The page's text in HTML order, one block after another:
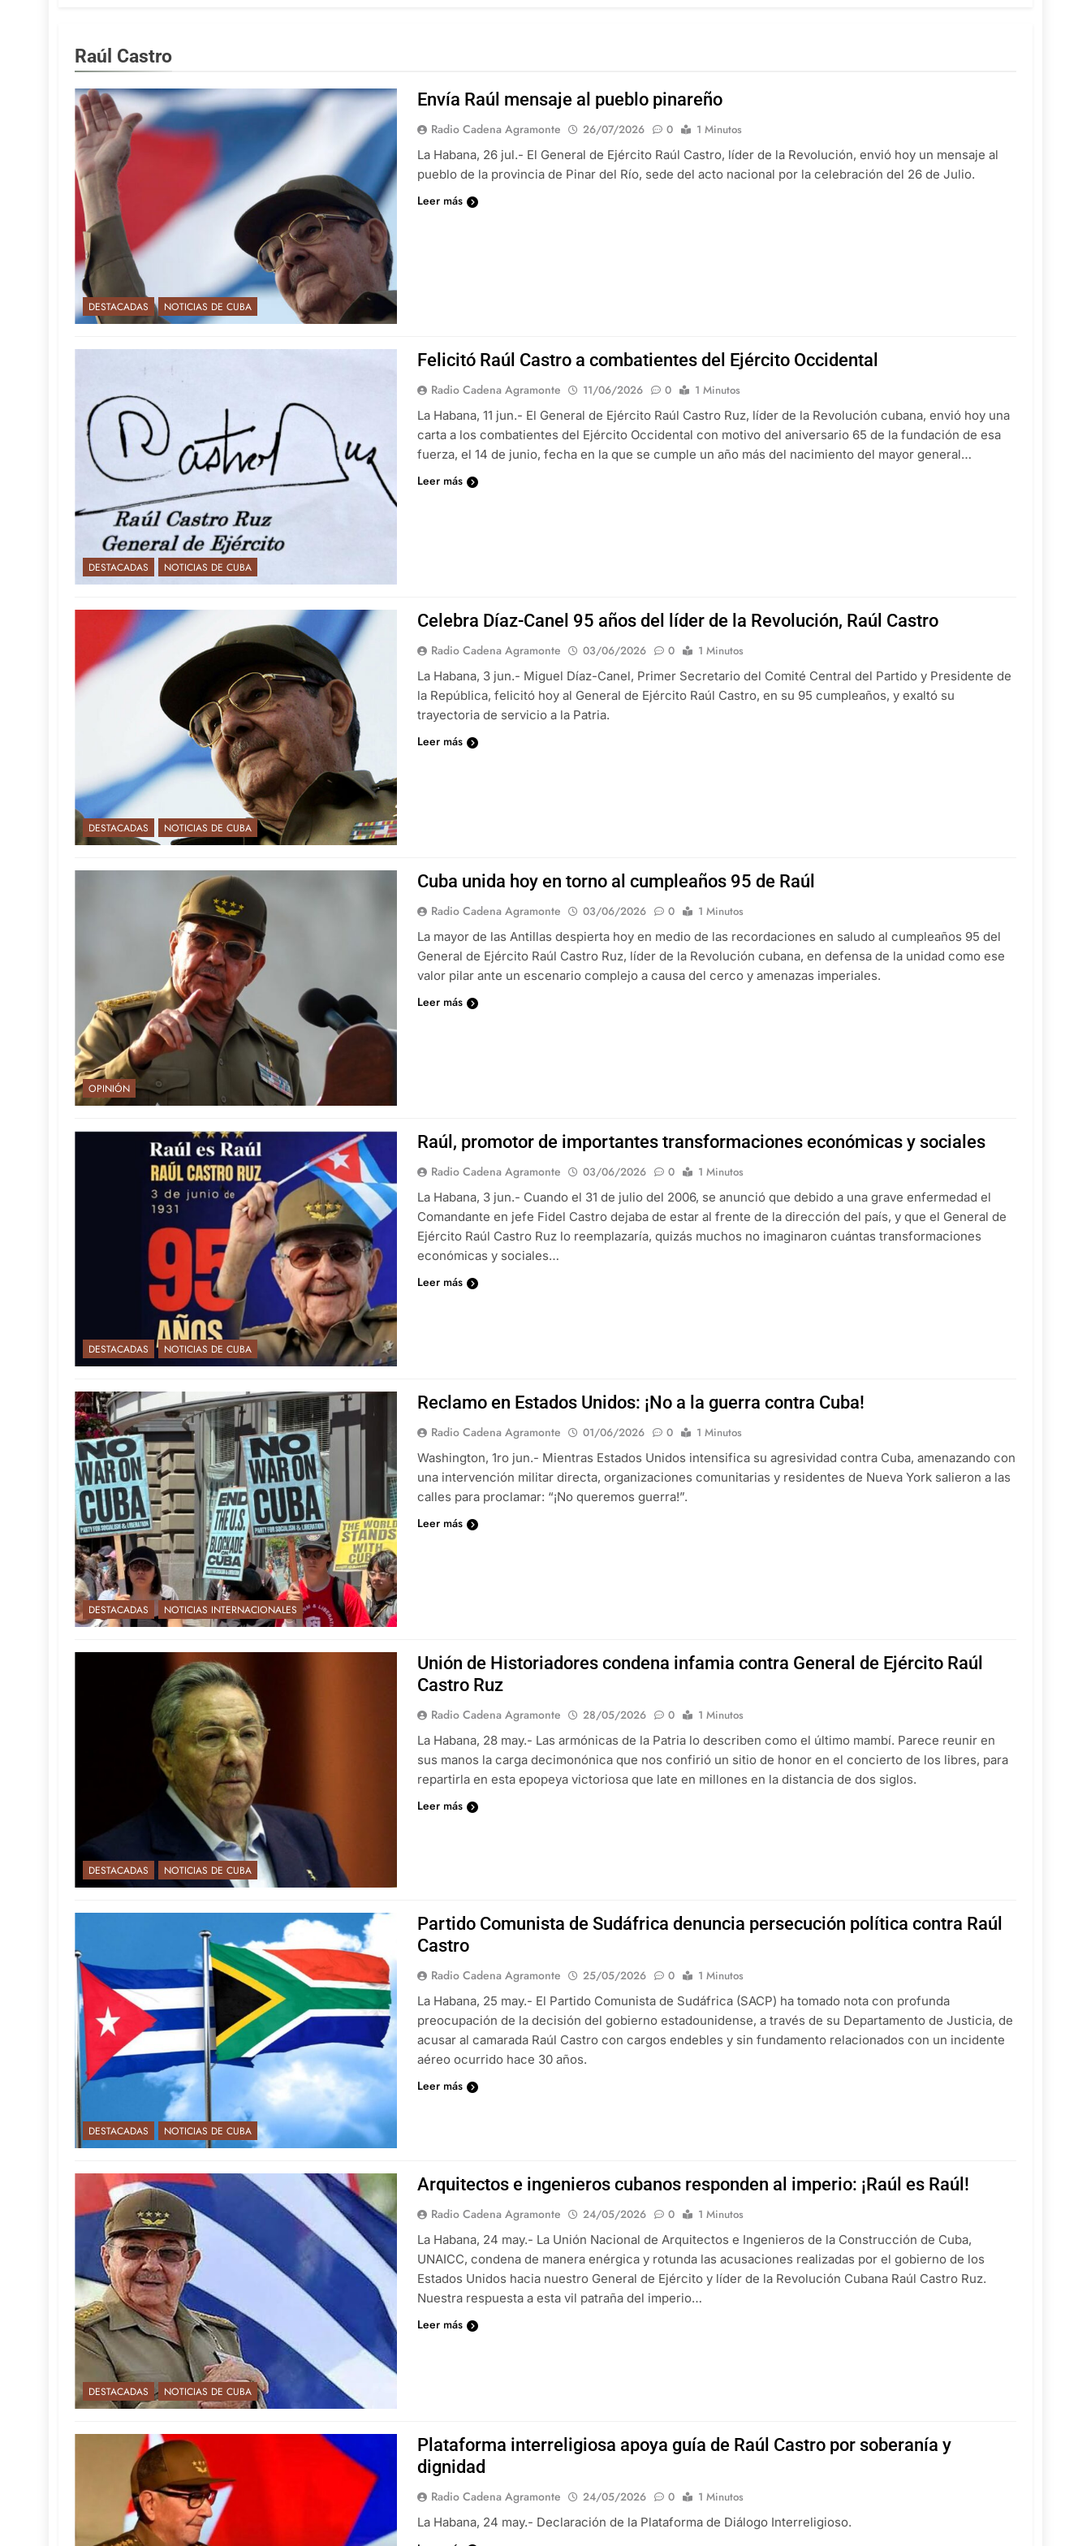
Raúl Castro
DESTACADAS NOTICIAS DE CUBA
Envía Raúl mensaje al pueblo pinareño
Radio Cadena Agramonte 26/07/2026 0
1 Minutos
La Habana, 26 jul.- El General de Ejército Raúl Castro, líder de la Revolución, envió hoy un mensaje al
pueblo de la provincia de Pinar del Río, sede del acto nacional por la celebración del 26 de Julio.
Leer más
DESTACADAS NOTICIAS DE CUBA
Felicitó Raúl Castro a combatientes del Ejército Occidental
Radio Cadena Agramonte 11/06/2026 0
1 Minutos
La Habana, 11 jun.- El General de Ejército Raúl Castro Ruz, líder de la Revolución cubana, envió hoy una
carta a los combatientes del Ejército Occidental con motivo del aniversario 65 de la fundación de esa
fuerza, el 14 de junio, fecha en la que se cumple un año más del nacimiento del mayor general…
Leer más
DESTACADAS NOTICIAS DE CUBA
Celebra Díaz-Canel 95 años del líder de la Revolución, Raúl Castro
Radio Cadena Agramonte 03/06/2026 0
1 Minutos
La Habana, 3 jun.- Miguel Díaz-Canel, Primer Secretario del Comité Central del Partido y Presidente de
la República, felicitó hoy al General de Ejército Raúl Castro, en su 95 cumpleaños, y exaltó su
trayectoria de servicio a la Patria.
Leer más
OPINIÓN
Cuba unida hoy en torno al cumpleaños 95 de Raúl
Radio Cadena Agramonte 03/06/2026 0
1 Minutos
La mayor de las Antillas despierta hoy en medio de las recordaciones en saludo al cumpleaños 95 del
General de Ejército Raúl Castro Ruz, líder de la Revolución cubana, en defensa de la unidad como ese
valor pilar ante un escenario complejo a causa del cerco y amenazas imperiales.
Leer más
DESTACADAS NOTICIAS DE CUBA
Raúl, promotor de importantes transformaciones económicas y sociales
Radio Cadena Agramonte 03/06/2026 0
1 Minutos
La Habana, 3 jun.- Cuando el 31 de julio del 2006, se anunció que debido a una grave enfermedad el
Comandante en jefe Fidel Castro dejaba de estar al frente de la dirección del país, y que el General de
Ejército Raúl Castro Ruz lo reemplazaría, quizás muchos no imaginaron cuántas transformaciones
económicas y sociales…
Leer más
DESTACADAS NOTICIAS INTERNACIONALES
Reclamo en Estados Unidos: ¡No a la guerra contra Cuba!
Radio Cadena Agramonte 01/06/2026 0
1 Minutos
Washington, 1ro jun.- Mientras Estados Unidos intensifica su agresividad contra Cuba, amenazando con
una intervención militar directa, organizaciones comunitarias y residentes de Nueva York salieron a las
calles para proclamar: “¡No queremos guerra!”.
Leer más
DESTACADAS NOTICIAS DE CUBA
Unión de Historiadores condena infamia contra General de Ejército Raúl
Castro Ruz
Radio Cadena Agramonte 28/05/2026 0
1 Minutos
La Habana, 28 may.- Las armónicas de la Patria lo describen como el último mambí. Parece reunir en
sus manos la carga decimonónica que nos confirió un sitio de honor en el concierto de los libres, para
repartirla en esta epopeya victoriosa que late en millones en la distancia de dos siglos.
Leer más
DESTACADAS NOTICIAS DE CUBA
Partido Comunista de Sudáfrica denuncia persecución política contra Raúl
Castro
Radio Cadena Agramonte 25/05/2026 0
1 Minutos
La Habana, 25 may.- El Partido Comunista de Sudáfrica (SACP) ha tomado nota con profunda
preocupación de la decisión del gobierno estadounidense, a través de su Departamento de Justicia, de
acusar al camarada Raúl Castro con cargos endebles y sin fundamento relacionados con un incidente
aéreo ocurrido hace 30 años.
Leer más
DESTACADAS NOTICIAS DE CUBA
Arquitectos e ingenieros cubanos responden al imperio: ¡Raúl es Raúl!
Radio Cadena Agramonte 24/05/2026 0
1 Minutos
La Habana, 24 may.- La Unión Nacional de Arquitectos e Ingenieros de la Construcción de Cuba,
UNAICC, condena de manera enérgica y rotunda las acusaciones realizadas por el gobierno de los
Estados Unidos hacia nuestro General de Ejército y líder de la Revolución Cubana Raúl Castro Ruz.
Nuestra respuesta a esta vil patraña del imperio…
Leer más
Plataforma interreligiosa apoya guía de Raúl Castro por soberanía y
dignidad
Radio Cadena Agramonte 24/05/2026 0
1 Minutos
La Habana, 24 may.- Declaración de la Plataforma de Diálogo Interreligioso.